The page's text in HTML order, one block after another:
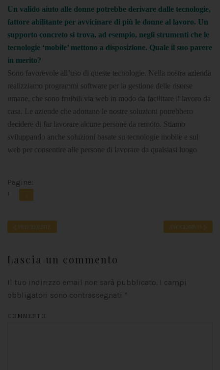
Un valido aiuto alle donne potrebbe derivare dalle tecnologie,
fattore abilitante per avvicinare di più le donne al lavoro. Un
supporto concreto si trova, ad esempio, negli strumenti che le
tecnologie ‘mobile’ mettono a disposizione. Quale il suo parere
in merito?
Sono favorevole all’uso di queste tecnologie. Nella nostra azienda
realizziamo programmi software per la gestione delle risorse
umane, che sono fruibili via web in modo da facilitare il lavoro da
casa. Le aziende che adottano le nostre soluzioni potrebbero
decidere di far lavorare alcune persone da remoto. Stiamo
sviluppando anche soluzioni basate su tecnologie mobile e sul
web per consentire alle persone di lavorare da qualsiasi luogo
Pagine:
1 2
PRECEDENTE SUCCESSIVO
Lascia un commento
Il tuo indirizzo email non sarà pubblicato. I campi
obbligatori sono contrassegnati *
COMMENTO